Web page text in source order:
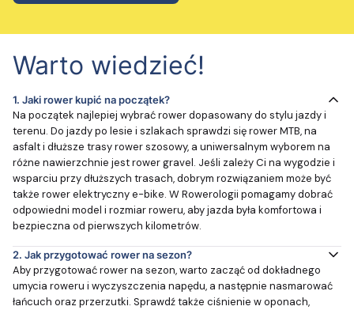
Warto wiedzieć!
1. Jaki rower kupić na początek?
Na początek najlepiej wybrać rower dopasowany do stylu jazdy i
terenu. Do jazdy po lesie i szlakach sprawdzi się rower MTB, na
asfalt i dłuższe trasy rower szosowy, a uniwersalnym wyborem na
różne nawierzchnie jest rower gravel. Jeśli zależy Ci na wygodzie i
wsparciu przy dłuższych trasach, dobrym rozwiązaniem może być
także rower elektryczny e-bike. W Rowerologii pomagamy dobrać
odpowiedni model i rozmiar roweru, aby jazda była komfortowa i
bezpieczna od pierwszych kilometrów.
2. Jak przygotować rower na sezon?
Aby przygotować rower na sezon, warto zacząć od dokładnego
umycia roweru i wyczyszczenia napędu, a następnie nasmarować
łańcuch oraz przerzutki. Sprawdź także ciśnienie w oponach,